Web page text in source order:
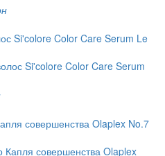
Si'colore Color Care Serum Le
совершенства Olaplex No.7